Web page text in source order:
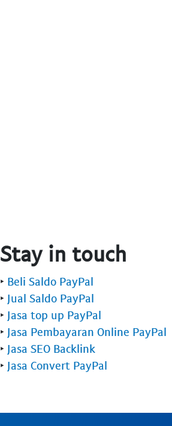
Stay in touch
‣ Beli Saldo PayPal
‣ Jual Saldo PayPal
‣ Jasa top up PayPal
‣ Jasa Pembayaran Online PayPal
‣ Jasa SEO Backlink
‣ Jasa Convert PayPal